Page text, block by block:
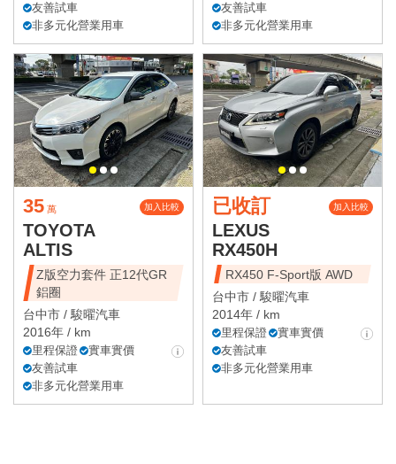
友善試車
非多元化營業用車
友善試車
非多元化營業用車
35 萬 加入比較
TOYOTA
ALTIS
Z版空力套件 正12代GR
鋁圈
台中市 /駿曜汽車
2016年 / km
里程保證
實車實價
友善試車
非多元化營業用車
已收訂 加入比較
LEXUS
RX450H
RX450 F-Sport版 AWD
台中市 /駿曜汽車
2014年 / km
里程保證
實車實價
友善試車
非多元化營業用車